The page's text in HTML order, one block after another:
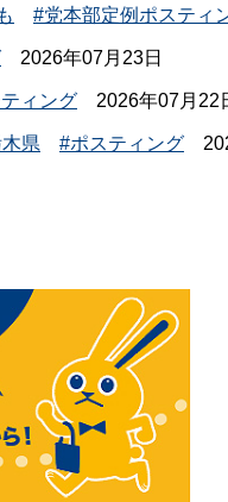
党本部定例ポスティ
2026年07月23日
ィング 2026年07月22
県 ポスティング